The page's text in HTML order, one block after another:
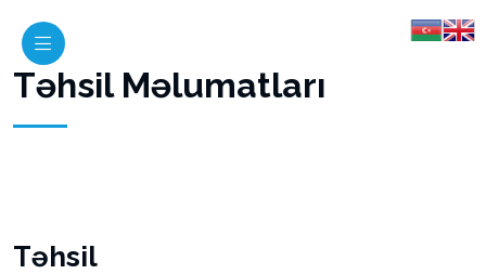
Təhsil Məlumatları
Təhsil